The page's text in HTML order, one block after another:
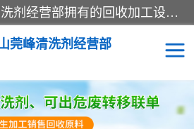
东莞市大岭山莞峰清洗剂经营部拥有的回收加工设备，大量废油回收、废清洗剂回收、废溶剂油回收、机械废油废清洗剂回收、废碳氢回收、碳氢液压油回收、碳氢二氯回收等废清洗剂处理；我们只是提供废旧化工原料的循环使用存放点，执行正规的存放，有正规的回收资质处理。同时我们公司批发零售回收级清洗剂，脱模油再生基础油，质量保证。
莞峰清洗剂经营部
废清洗剂回收